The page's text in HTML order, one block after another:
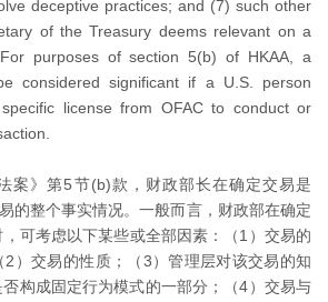
deceptive practices; and (7) such other
of the Treasury deems relevant on a
purposes of section 5(b) of HKAA, a
considered significant if a U.S. person
license from OFAC to conduct or
案》第5节(b)款，财政部长在确定交易是
的整个事实情况。一般而言，财政部在确定
，可考虑以下某些或全部因素：（1）交易的
）交易的性质；（3）管理层对该交易的知
构成固定行为模式的一部分；（4）交易与